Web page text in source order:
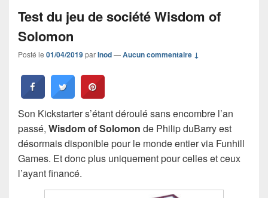
Test du jeu de société Wisdom of
Solomon
Posté le 01/04/2019parInod—Aucun commentaire ↓
Son Kickstarter s’étant déroulé sans encombre l’an
passé, Wisdom of Solomon de Philip duBarry est
désormais disponible pour le monde entier via Funhill
Games. Et donc plus uniquement pour celles et ceux
l’ayant financé.